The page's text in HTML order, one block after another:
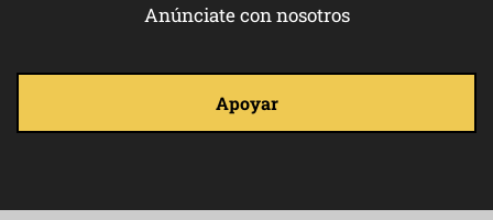
Anúnciate con nosotros
Apoyar